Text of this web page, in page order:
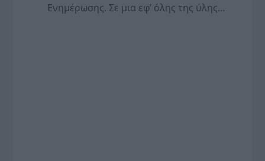
Ενημέρωσης. Σε μια εφ’ όλης της ύλης